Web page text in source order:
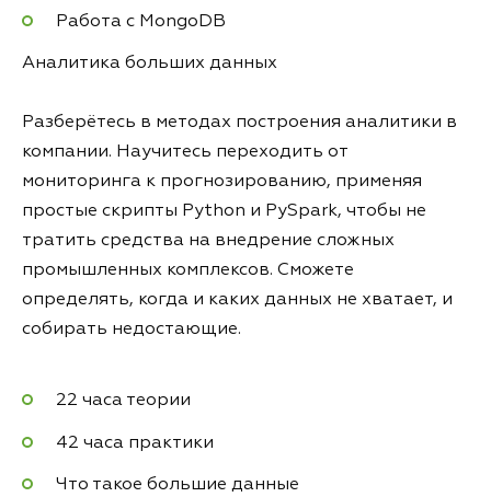
Работа с MongoDB
Аналитика больших данных
Разберётесь в методах построения аналитики в
компании. Научитесь переходить от
мониторинга к прогнозированию, применяя
простые скрипты Python и PySpark, чтобы не
тратить средства на внедрение сложных
промышленных комплексов. Сможете
определять, когда и каких данных не хватает, и
собирать недостающие.
22 часа теории
42 часа практики
Что такое большие данные